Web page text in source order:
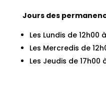
Jours des
Les Lundis de 12h00
Les Mercredis de
Les Jeudis de 17h00